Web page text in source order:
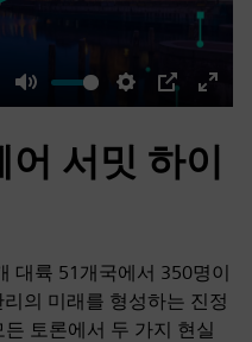
Mute Settings
PIP
Enter
서밋 하이
대륙 51개국에서 350명이
의 미래를 형성하는 진정
토론에서 두 가지 현실